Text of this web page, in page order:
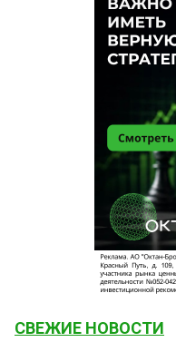
СВЕЖИЕ НОВОСТИ